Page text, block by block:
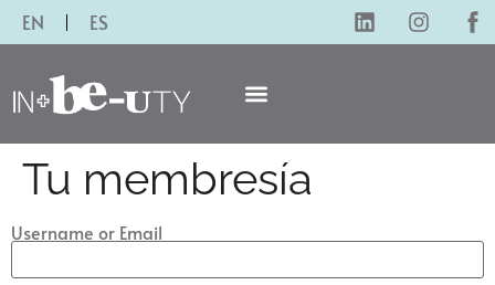
EN ES
Tu membresía
Username or Email